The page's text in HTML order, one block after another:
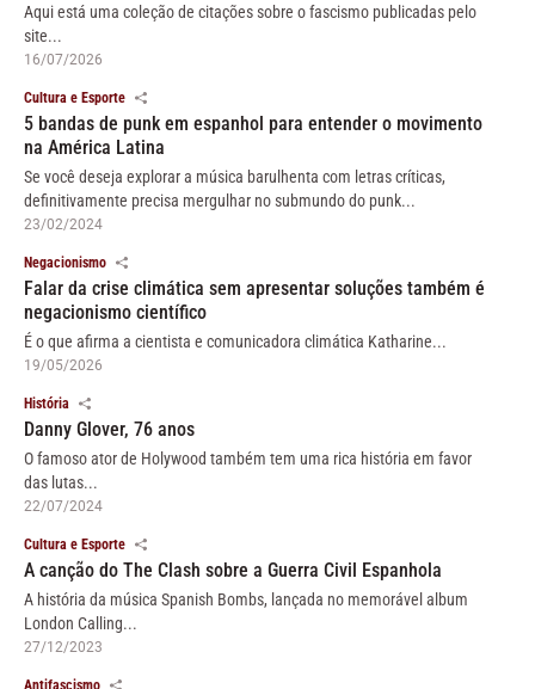
Aqui está uma coleção de citações sobre o fascismo publicadas pelo
site...
16/07/2026
Cultura e Esporte
5 bandas de punk em espanhol para entender o movimento
na América Latina
Se você deseja explorar a música barulhenta com letras críticas,
definitivamente precisa mergulhar no submundo do punk...
23/02/2024
Negacionismo
Falar da crise climática sem apresentar soluções também é
negacionismo científico
É o que afirma a cientista e comunicadora climática Katharine...
19/05/2026
História
Danny Glover, 76 anos
O famoso ator de Holywood também tem uma rica história em favor
das lutas...
22/07/2024
Cultura e Esporte
A canção do The Clash sobre a Guerra Civil Espanhola
A história da música Spanish Bombs, lançada no memorável album
London Calling...
27/12/2023
Antifascismo